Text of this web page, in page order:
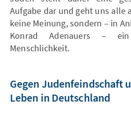
Aufgabe dar und geht uns alle
keine Meinung, sondern – in
Konrad Adenauers –
Menschlichkeit.
Gegen Judenfeindschaft
Leben in Deutschland